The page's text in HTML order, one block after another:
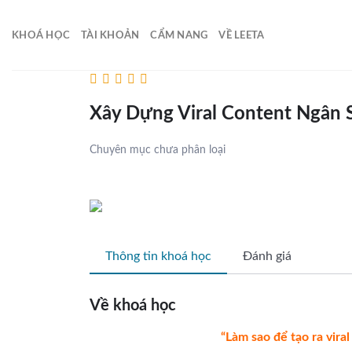
KHOÁ HỌC TÀI KHOẢN CẨM NANG VỀ LEETA
Xây Dựng Viral Content Ngân
Chuyên mục chưa phân loại
Thông tin khoá học Đánh giá
Về khoá học
“Làm sao để tạo ra